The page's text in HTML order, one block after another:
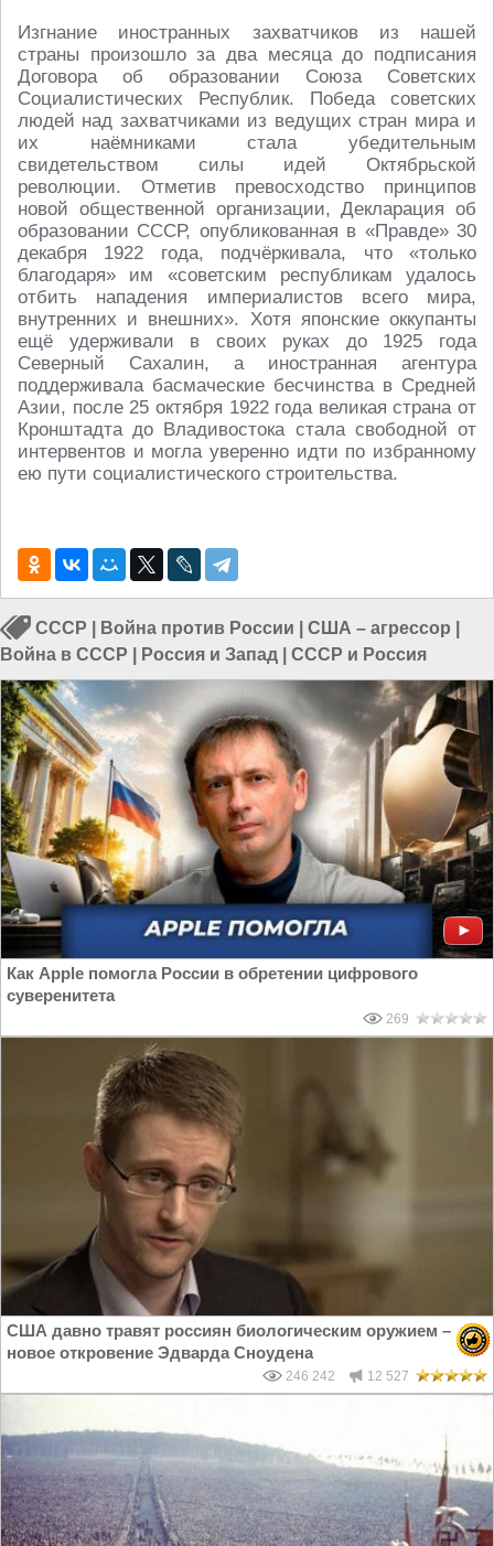
Изгнание иностранных захватчиков из нашей
страны произошло за два месяца до подписания
Договора об образовании Союза Советских
Социалистических Республик. Победа советских
людей над захватчиками из ведущих стран мира и
их наёмниками стала убедительным
свидетельством силы идей Октябрьской
революции. Отметив превосходство принципов
новой общественной организации, Декларация об
образовании СССР, опубликованная в «Правде» 30
декабря 1922 года, подчёркивала, что «только
благодаря» им «советским республикам удалось
отбить нападения империалистов всего мира,
внутренних и внешних». Хотя японские оккупанты
ещё удерживали в своих руках до 1925 года
Северный Сахалин, а иностранная агентура
поддерживала басмаческие бесчинства в Средней
Азии, после 25 октября 1922 года великая страна от
Кронштадта до Владивостока стала свободной от
интервентов и могла уверенно идти по избранному
ею пути социалистического строительства.
СССР Война против России США – агрессор
Война в СССР
Россия и Запад СССР и Россия
Как Apple помогла России в обретении цифрового
суверенитета
269
США давно травят россиян биологическим оружием –
новое откровение Эдварда Сноудена
246 242 12 527